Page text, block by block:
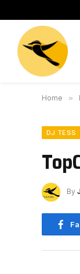
Home »
DJ TESS
By